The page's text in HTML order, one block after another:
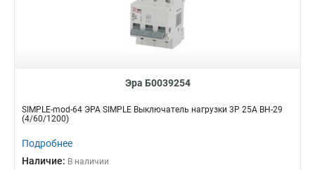
Эра Б0039254
SIMPLE-mod-64 ЭРА SIMPLE Выключатель нагрузки 3P 25А ВН-29
(4/60/1200)
Подробнее
Наличие: В наличии